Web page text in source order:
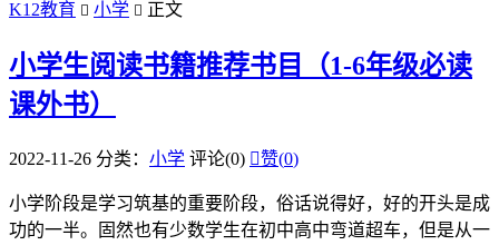
K12教育  小学  正文
小学生阅读书籍推荐书目（1-6年级必读
课外书）
2022-11-26 分类： 小学 评论(0) 赞(0)
小学阶段是学习筑基的重要阶段，俗话说得好，好的开头是成
功的一半。固然也有少数学生在初中高中弯道超车，但是从一